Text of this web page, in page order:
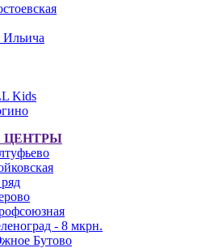
Kids
ЦЕНТРЫ
- 8 мкрн.
Бутово